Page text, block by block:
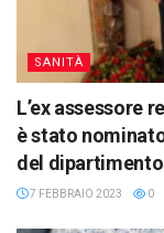
SANITÀ
L’ex assessore
è stato
del
7 FEBBRAIO 2023 0